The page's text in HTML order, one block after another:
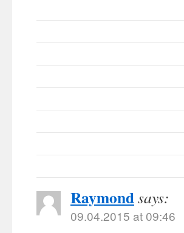
Raymondsays:
09.04.2015 at 09:46